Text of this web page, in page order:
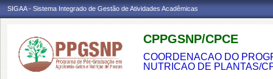
SIGAA - Sistema Integrado de Gestão de Atividades Acadêmicas
CPPGSNP/CPCE
COORDENACAO DO
NUTRICAO DE PLANTAS/